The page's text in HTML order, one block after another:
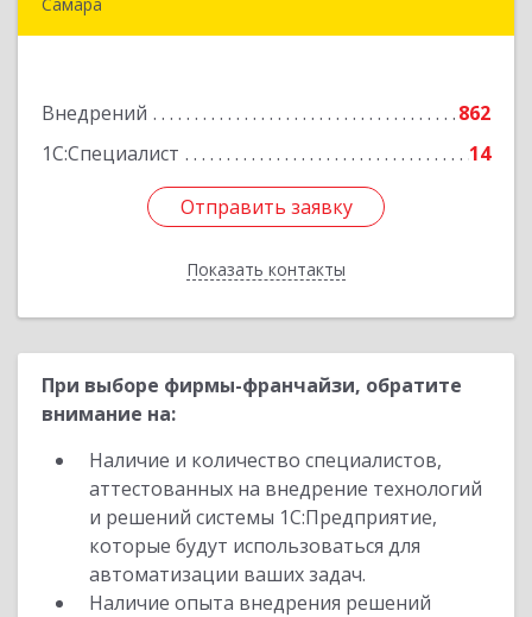
Внедрений
862
1С:Специалист
14
Отправить заявку
Показать контакты
Подробнее
Отправить заявку
Назад
При выборе фирмы-франчайзи, обратите
внимание на:
Наличие и количество специалистов,
аттестованных на внедрение технологий
и решений системы 1С:Предприятие,
которые будут использоваться для
автоматизации ваших задач.
Наличие опыта внедрения решений